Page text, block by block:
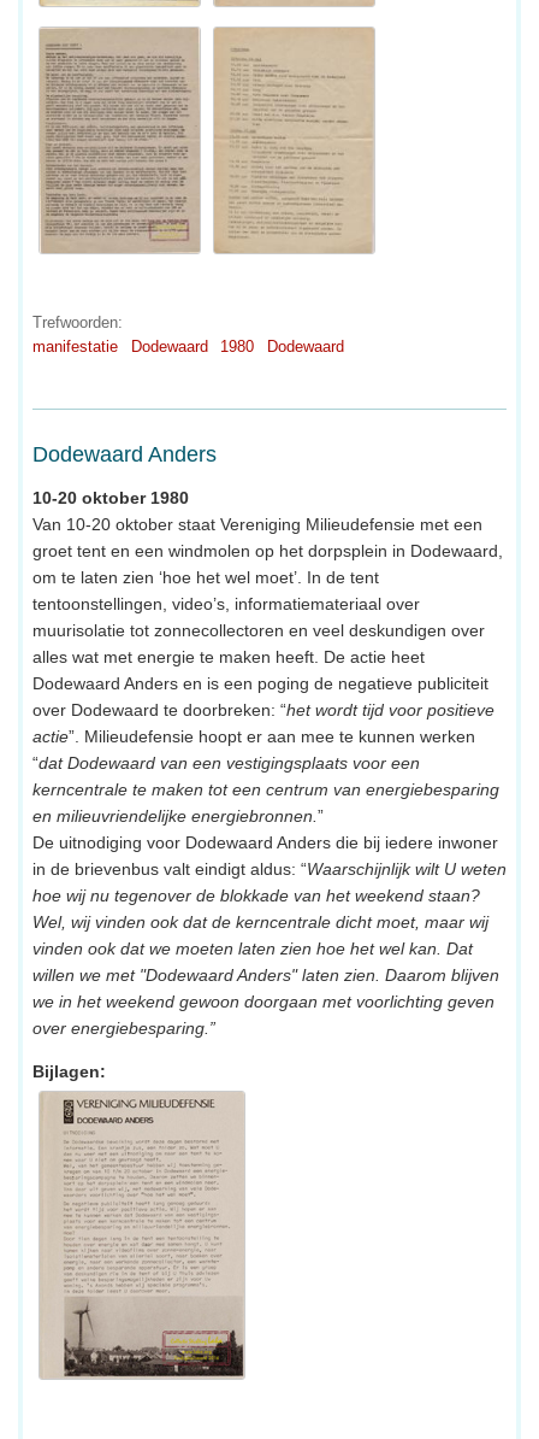
Trefwoorden:
manifestatie
Dodewaard 1980 Dodewaard
Dodewaard Anders
10-20 oktober 1980
Van 10-20 oktober staat Vereniging Milieudefensie met een
groet tent en een windmolen op het dorpsplein in Dodewaard,
om te laten zien ‘hoe het wel moet’. In de tent
tentoonstellingen, video’s, informatiemateriaal over
muurisolatie tot zonnecollectoren en veel deskundigen over
alles wat met energie te maken heeft. De actie heet
Dodewaard Anders en is een poging de negatieve publiciteit
over Dodewaard te doorbreken: “het wordt tijd voor positieve
actie”. Milieudefensie hoopt er aan mee te kunnen werken
“dat Dodewaard van een vestigingsplaats voor een
kerncentrale te maken tot een centrum van energiebesparing
en milieuvriendelijke energiebronnen. ”
De uitnodiging voor Dodewaard Anders die bij iedere inwoner
in de brievenbus valt eindigt aldus: “Waarschijnlijk wilt U weten
hoe wij nu tegenover de blokkade van het weekend staan?
Wel, wij vinden ook dat de kerncentrale dicht moet, maar wij
vinden ook dat we moeten laten zien hoe het wel kan. Dat
willen we met "Dodewaard Anders" laten zien. Daarom blijven
we in het weekend gewoon doorgaan met voorlichting geven
over energiebesparing.”
Bijlagen: